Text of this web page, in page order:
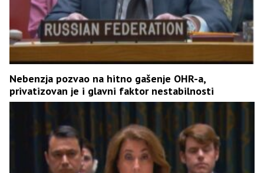
Nebenzja pozvao na hitno gašenje OHR-a,
privatizovan je i glavni faktor nestabilnosti